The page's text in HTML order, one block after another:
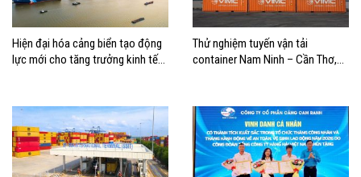
Hiện đại hóa cảng biển tạo động
lực mới cho tăng trưởng kinh tế
Thử nghiệm tuyến vận tải
container Nam Ninh – Cần Thơ,